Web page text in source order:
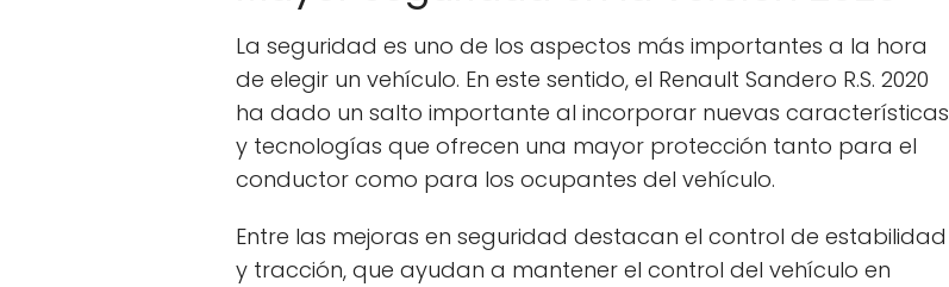
La seguridad es uno de los aspectos más importantes a la hora
de elegir un vehículo. En este sentido, el Renault Sandero R.S. 2020
ha dado un salto importante al incorporar nuevas características
y tecnologías que ofrecen una mayor protección tanto para el
conductor como para los ocupantes del vehículo.
Entre las mejoras en seguridad destacan el control de estabilidad
y tracción, que ayudan a mantener el control del vehículo en